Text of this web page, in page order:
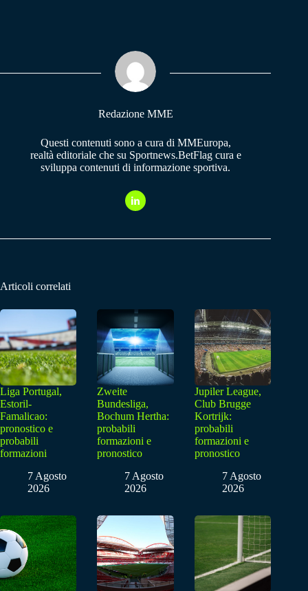
pp m
Redazione MME
Questi contenuti sono a cura di MMEuropa,
realtà editoriale che su Sportnews.BetFlag cura e
sviluppa contenuti di informazione sportiva.
Articoli correlati
Liga Portugal,
Estoril-
Famalicao:
pronostico e
probabili
formazioni
7 Agosto
2026
Zweite
Bundesliga,
Bochum Hertha:
probabili
formazioni e
pronostico
7 Agosto
2026
Jupiler League,
Club Brugge
Kortrijk:
probabili
formazioni e
pronostico
7 Agosto
2026